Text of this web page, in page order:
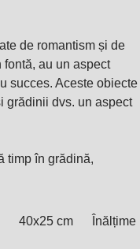
de romantism și de
au un aspect
succes. Aceste obiecte
grădinii dvs. un aspect
timp în grădină,
40x25 cm
Înălțime